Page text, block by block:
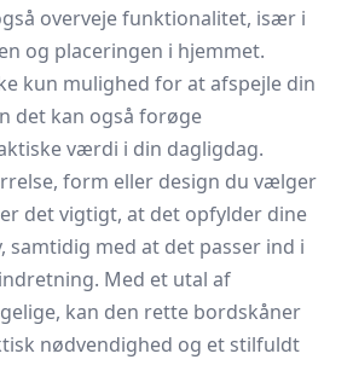
overveje funktionalitet, især i
og placeringen i hjemmet.
kun mulighed for at afspejle din
det kan også forøge
værdi i din dagligdag.
form eller design du vælger
det vigtigt, at det opfylder dine
samtidig med at det passer ind i
Med et utal af
kan den rette bordskåner
nødvendighed og et stilfuldt